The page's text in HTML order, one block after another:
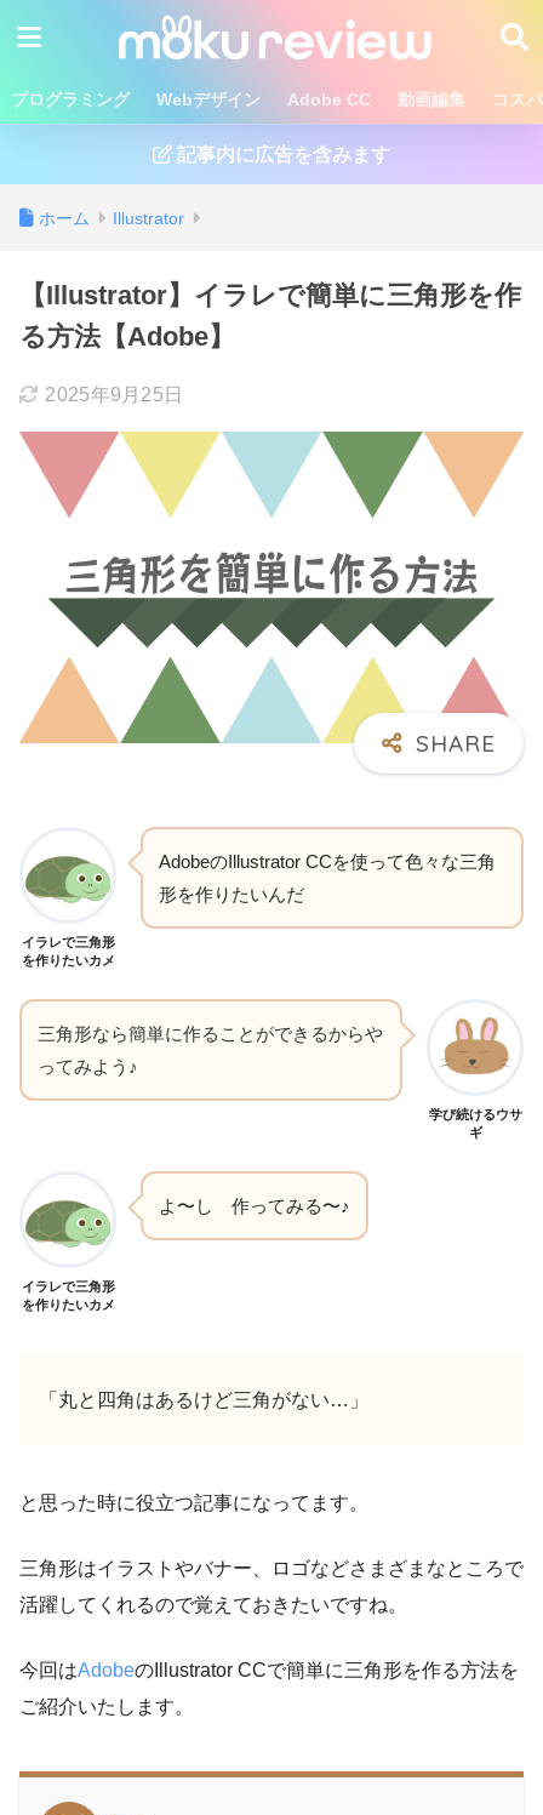
プログラミング Webデザイン Adobe CC 動画編集 コス
記事内に広告を含みます
ホーム Illustrator
【Illustrator】イラレで簡単に三角形を作
る方法【Adobe】
2025年9月25日
イラレで三角形
を作りたいカメ
AdobeのIllustrator CCを使って色々な三角
形を作りたいんだ
三角形なら簡単に作ることができるからや
ってみよう♪
学び続けるウサ
ギ
イラレで三角形
を作りたいカメ
よ〜し 作ってみる〜♪
「丸と四角はあるけど三角がない…」
と思った時に役立つ記事になってます。
三角形はイラストやバナー、ロゴなどさまざまなところで
活躍してくれるので覚えておきたいですね。
今回はAdobeのIllustrator CCで簡単に三角形を作る方法を
ご紹介いたします。